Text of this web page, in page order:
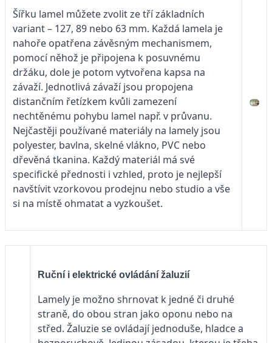
Šířku lamel můžete zvolit ze tří základních
variant – 127, 89 nebo 63 mm. Každá lamela je
nahoře opatřena závěsným mechanismem,
pomocí něhož je připojena k posuvnému
držáku, dole je potom vytvořena kapsa na
závaží. Jednotlivá závaží jsou propojena
distančním řetízkem kvůli zamezení
nechtěnému pohybu lamel např. v průvanu.
Nejčastěji používané materiály na lamely jsou
polyester, bavlna, skelné vlákno, PVC nebo
dřevěná tkanina. Každý materiál má své
specifické přednosti i vzhled, proto je nejlepší
navštívit vzorkovou prodejnu nebo studio a vše
si na místě ohmatat a vyzkoušet.
Ruční i elektrické ovládání žaluzií
Lamely je možno shrnovat k jedné či druhé
straně, do obou stran jako oponu nebo na
střed. Žaluzie se ovládají jednoduše, hladce a